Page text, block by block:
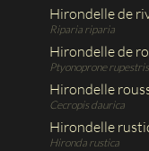
Hirondelle de
Riparia riparia
Hirondelle de
Ptyonoprone rupestris
Hirondelle
Cecropis daurica
Hirondelle
Hironda rustica